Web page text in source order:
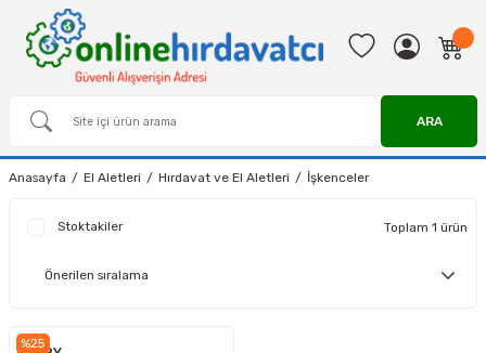
ARA
Anasayfa El Aletleri Hırdavat ve El Aletleri İşkenceler
Stoktakiler Toplam 1 ürün
%25